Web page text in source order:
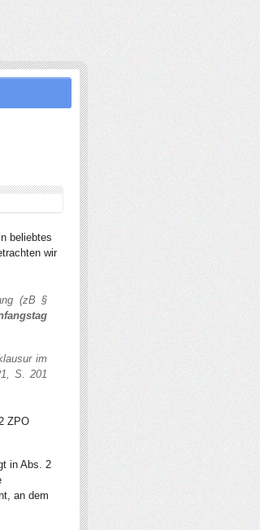
beliebtes
wir
(zB §
im
S. 201
ZPO
in Abs. 2
an dem